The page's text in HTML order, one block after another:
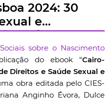
2024: 30
e
sobre o Nascimento
do ebook “Cairo-
Direitos e Saúde Sexual e
obra editada pelo CIES-
Anginho Évora, Dulce